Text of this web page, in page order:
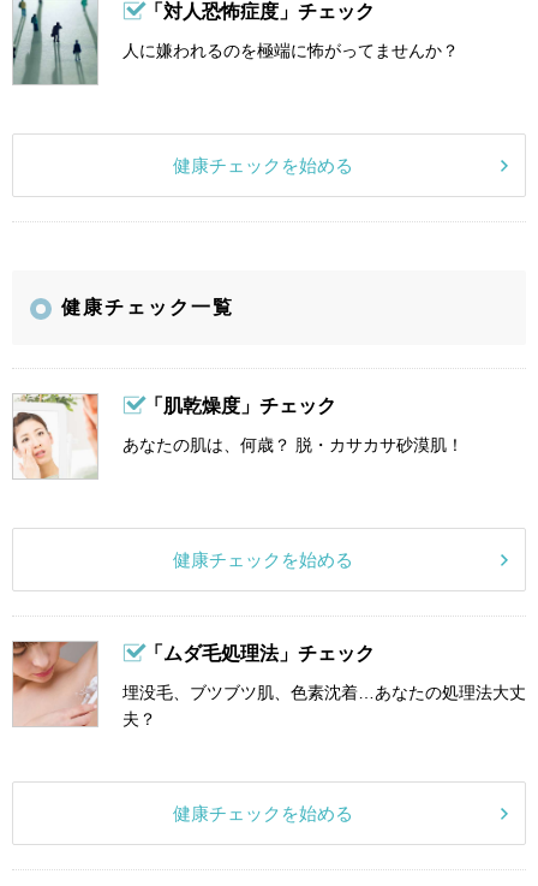
「対人恐怖症度」チェック
人に嫌われるのを極端に怖がってませんか？
健康チェックを始める
健康チェック一覧
「肌乾燥度」チェック
あなたの肌は、何歳？ 脱・カサカサ砂漠肌！
健康チェックを始める
「ムダ毛処理法」チェック
埋没毛、ブツブツ肌、色素沈着…あなたの処理法大丈
夫？
健康チェックを始める